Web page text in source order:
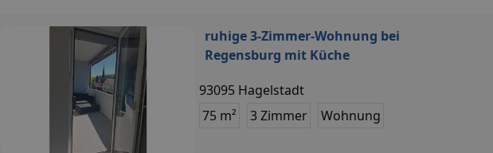
ruhige 3-Zimmer-Wohnung bei
Regensburg mit Küche
93095 Hagelstadt
75 m²
3 Zimmer Wohnung